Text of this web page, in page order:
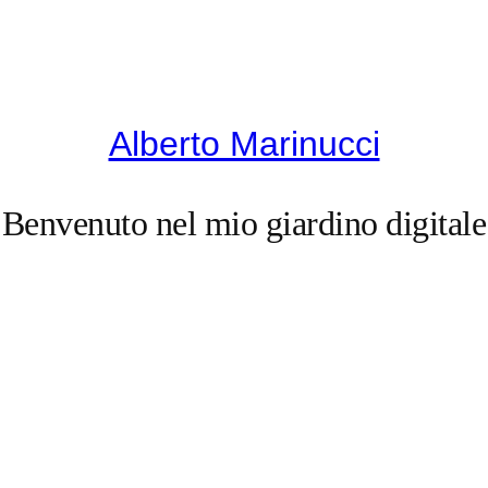
Alberto Marinucci
Benvenuto nel mio giardino digitale